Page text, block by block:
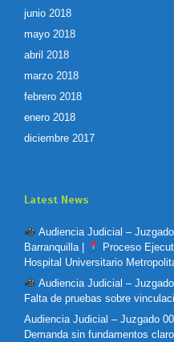
junio 2018
mayo 2018
abril 2018
marzo 2018
febrero 2018
enero 2018
diciembre 2017
Latest News
Audiencia Judicial –
Barranquilla |
Proceso
Hospital Universitario
Audiencia Judicial –
Falta de pruebas sobre
Audiencia Judicial – Juzgado
Demanda sin fundamentos